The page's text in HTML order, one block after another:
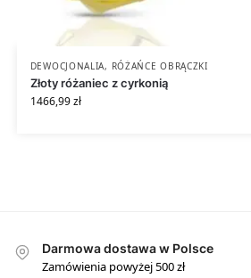
DEWOCJONALIA, RÓŻAŃCE OBRĄCZKI
Złoty różaniec z cyrkonią
1466,99zł
Darmowa dostawa w Polsce
Zamówienia powyżej 500 zł